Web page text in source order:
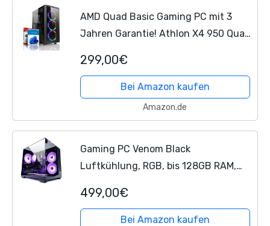
AMD Quad Basic Gaming PC mit 3
Jahren Garantie! Athlon X4 950 Quad
SSD - Geforce GTX 750 4 GB DDR5 -
RGB Gaming - USB 3.0 -...
299,00€
Bei Amazon kaufen
Amazon.de
Gaming PC Venom Black
Luftkühlung, RGB, bis 128GB RAM,
2TB SSD, Intel E5, WiFi, BT (1.
Grafikkarte: NVIDIA GTX 1660
499,00€
Bei Amazon kaufen